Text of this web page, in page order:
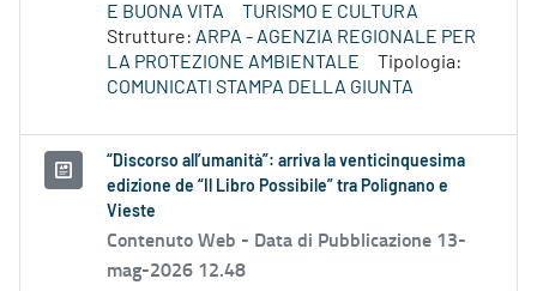
E BUONA VITA
TURISMO E CULTURA
Strutture: ARPA - AGENZIA REGIONALE PER
LA PROTEZIONE AMBIENTALE
Tipologia:
COMUNICATI STAMPA DELLA GIUNTA
“Discorso all’umanità”: arriva la venticinquesima
edizione de “Il Libro Possibile” tra Polignano e
Vieste
Contenuto Web - Data di Pubblicazione 13-
mag-2026 12.48